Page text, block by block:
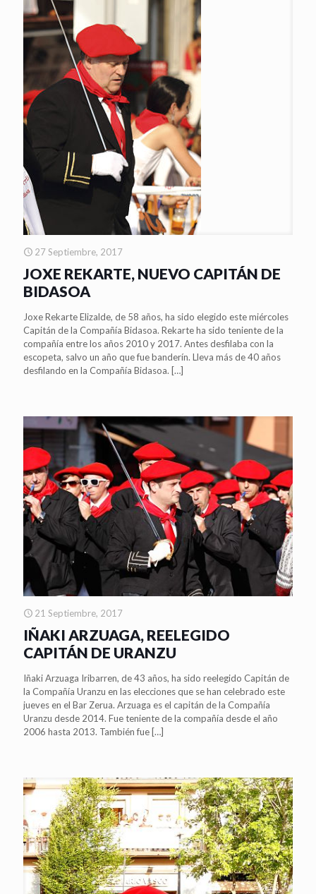
27 Septiembre, 2017
JOXE REKARTE, NUEVO CAPITÁN DE
BIDASOA
Joxe Rekarte Elizalde, de 58 años, ha sido elegido este miércoles
Capitán de la Compañía Bidasoa. Rekarte ha sido teniente de la
compañía entre los años 2010 y 2017. Antes desfilaba con la
escopeta, salvo un año que fue banderín. Lleva más de 40 años
desfilando en la Compañía Bidasoa. […]
21 Septiembre, 2017
IÑAKI ARZUAGA, REELEGIDO
CAPITÁN DE URANZU
Iñaki Arzuaga Iribarren, de 43 años, ha sido reelegido Capitán de
la Compañía Uranzu en las elecciones que se han celebrado este
jueves en el Bar Zerua. Arzuaga es el capitán de la Compañía
Uranzu desde 2014. Fue teniente de la compañía desde el año
2006 hasta 2013. También fue […]